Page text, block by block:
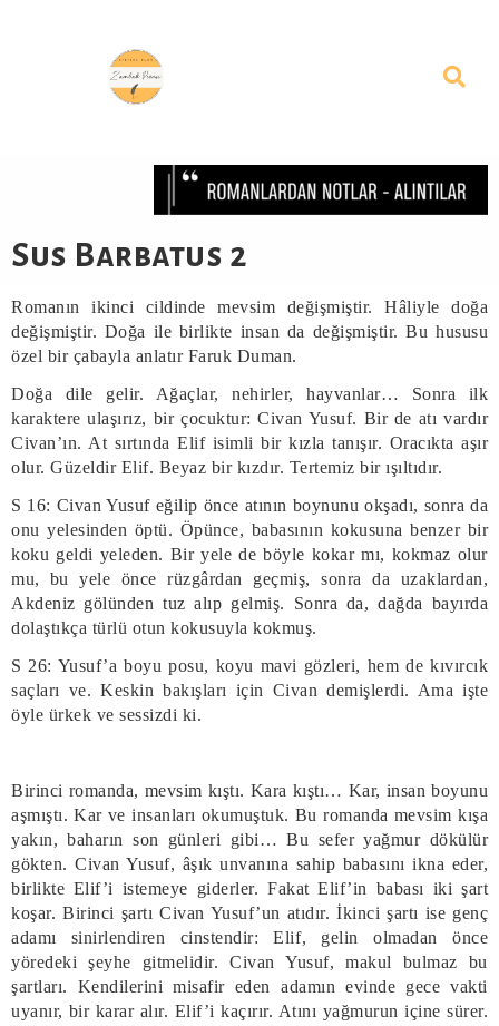
Sus Barbatus 2
Romanın ikinci cildinde mevsim değişmiştir. Hâliyle doğa
değişmiştir. Doğa ile birlikte insan da değişmiştir. Bu hususu
özel bir çabayla anlatır Faruk Duman.
Doğa dile gelir. Ağaçlar, nehirler, hayvanlar… Sonra ilk
karaktere ulaşırız, bir çocuktur: Civan Yusuf. Bir de atı vardır
Civan’ın. At sırtında Elif isimli bir kızla tanışır. Oracıkta aşır
olur. Güzeldir Elif. Beyaz bir kızdır. Tertemiz bir ışıltıdır.
S 16: Civan Yusuf eğilip önce atının boynunu okşadı, sonra da
onu yelesinden öptü. Öpünce, babasının kokusuna benzer bir
koku geldi yeleden. Bir yele de böyle kokar mı, kokmaz olur
mu, bu yele önce rüzgârdan geçmiş, sonra da uzaklardan,
Akdeniz gölünden tuz alıp gelmiş. Sonra da, dağda bayırda
dolaştıkça türlü otun kokusuyla kokmuş.
S 26: Yusuf’a boyu posu, koyu mavi gözleri, hem de kıvırcık
saçları ve. Keskin bakışları için Civan demişlerdi. Ama işte
öyle ürkek ve sessizdi ki.
Birinci romanda, mevsim kıştı. Kara kıştı… Kar, insan boyunu
aşmıştı. Kar ve insanları okumuştuk. Bu romanda mevsim kışa
yakın, baharın son günleri gibi… Bu sefer yağmur dökülür
gökten. Civan Yusuf, âşık unvanına sahip babasını ikna eder,
birlikte Elif’i istemeye giderler. Fakat Elif’in babası iki şart
koşar. Birinci şartı Civan Yusuf’un atıdır. İkinci şartı ise genç
adamı sinirlendiren cinstendir: Elif, gelin olmadan önce
yöredeki şeyhe gitmelidir. Civan Yusuf, makul bulmaz bu
şartları. Kendilerini misafir eden adamın evinde gece vakti
uyanır, bir karar alır. Elif’i kaçırır. Atını yağmurun içine sürer.